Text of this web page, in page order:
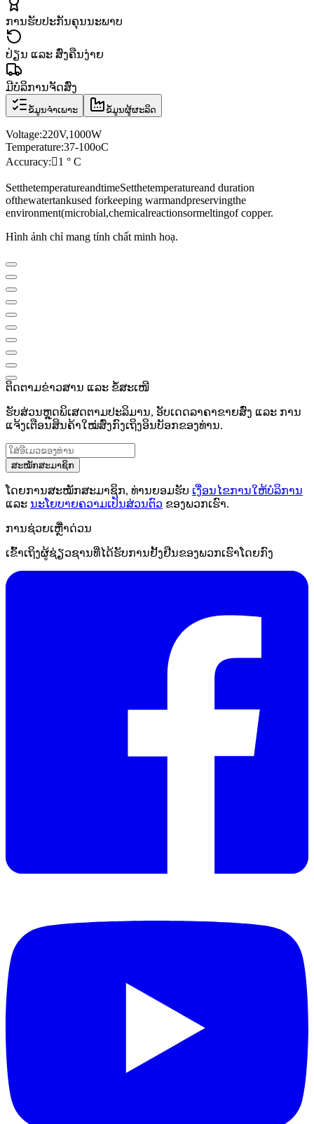
ການຮັບປະກັນຄຸນນະພາບ
ປ່ຽນ ແລະ ສົ່ງຄືນງ່າຍ
ມີບໍລິການຈັດສົ່ງ
ຂໍ້ມູນຈຳເພາະ ຂໍ້ມູນຜູ້ຜະລິດ
Voltage:220V,1000W
Temperature:37-100oC
Accuracy:1 ° C
SetthetemperatureandtimeSetthetemperatureand duration
ofthewatertankused forkeeping warmandpreservingthe
environment(microbial,chemicalreactionsormeltingof copper.
Hình ảnh chỉ mang tính chất minh hoạ.
ຕິດຕາມຂ່າວສານ ແລະ ຂໍ້ສະເໜີ
ຮັບສ່ວນຫຼຸດພິເສດຕາມປະລິມານ, ອັບເດດລາຄາຂາຍສົ່ງ ແລະ ການ
ແຈ້ງເຕືອນສິນຄ້າໃໝ່ສົ່ງກົງເຖິງອິນບັອກຂອງທ່ານ.
ສະໝັກສະມາຊິກ
ໂດຍການສະໝັກສະມາຊິກ, ທ່ານຍອມຮັບ ເງື່ອນໄຂການໃຫ້ບໍລິການ
ແລະ ນະໂຍບາຍຄວາມເປັນສ່ວນຕົວ ຂອງພວກເຮົາ.
ການຊ່ວຍເຫຼືໍາດ່ວນ
ເຂົ້າເຖິງຜູ້ຊ່ຽວຊານທີ່ໄດ້ຮັບການຢັ້ງຢືນຂອງພວກເຮົາໂດຍກົງ